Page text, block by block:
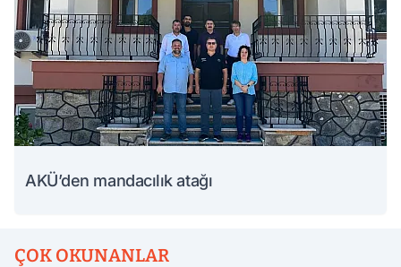
AKÜ’den mandacılık atağı
ÇOK OKUNANLAR